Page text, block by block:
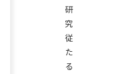
研
究
従
た
る